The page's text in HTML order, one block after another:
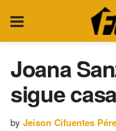
Joana
sigue
by Jeison Cifuentes